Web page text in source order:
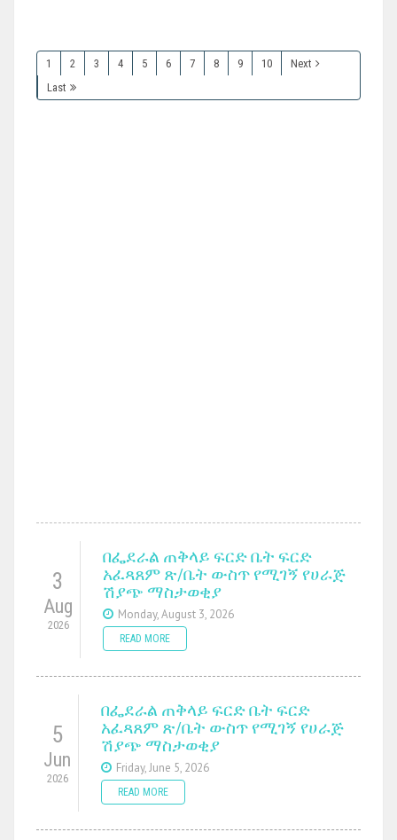
1 2 3 4 5 6 7 8 9 10
Next
Last
3
Aug
2026
በፌደራል ጠቅላይ ፍርድ ቤት ፍርድ
አፈጻጸም ጽ/ቤት ውስጥ የሚገኝ የሀራጅ
ሽያጭ ማስታወቂያ
Monday, August 3, 2026
READ MORE
5
Jun
2026
በፌደራል ጠቅላይ ፍርድ ቤት ፍርድ
አፈጻጸም ጽ/ቤት ውስጥ የሚገኝ የሀራጅ
ሽያጭ ማስታወቂያ
Friday, June 5, 2026
READ MORE